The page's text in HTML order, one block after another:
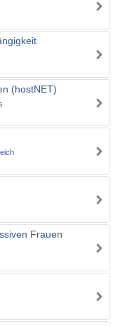
(hostNET)
Frauen